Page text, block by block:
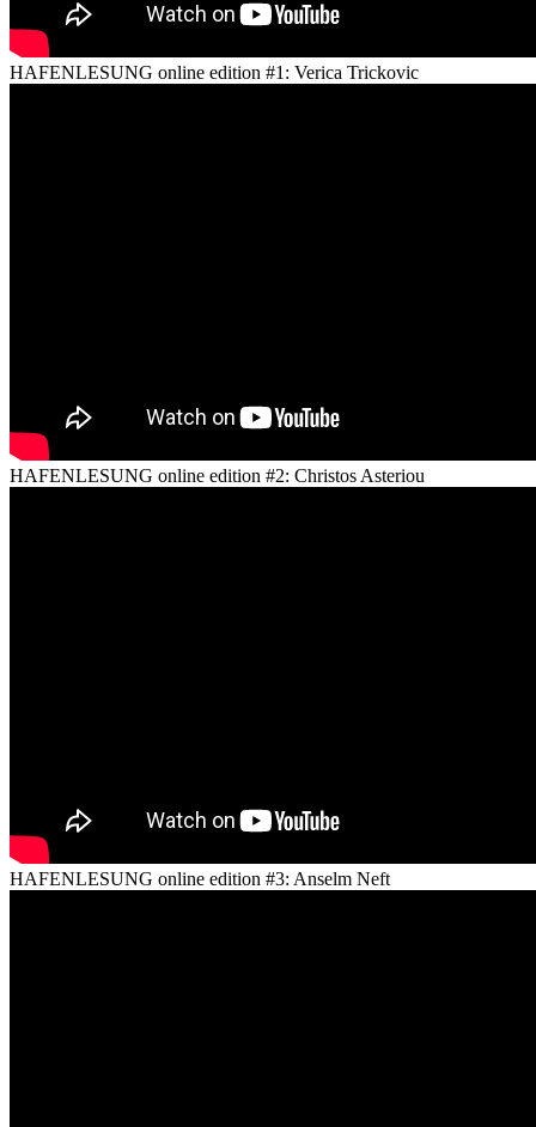
HAFENLESUNG online edition #1: Verica Trickovic
HAFENLESUNG online edition #2: Christos Asteriou
HAFENLESUNG online edition #3: Anselm Neft